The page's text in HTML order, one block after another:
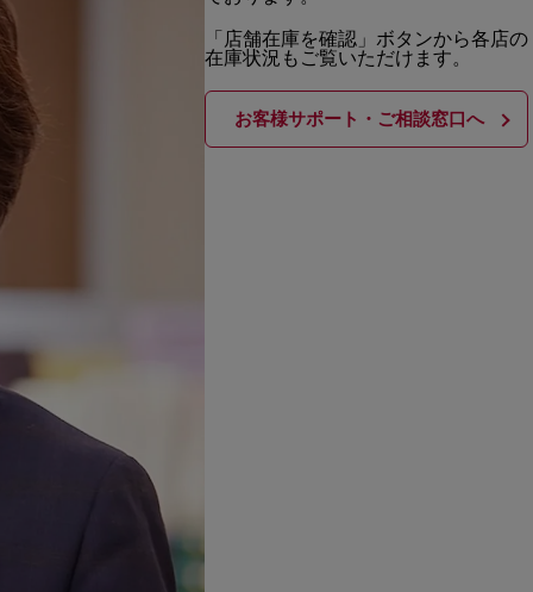
「店舗在庫を確認」ボタンから各店の
在庫状況もご覧いただけます。
お客様サポート・ご相談窓口へ